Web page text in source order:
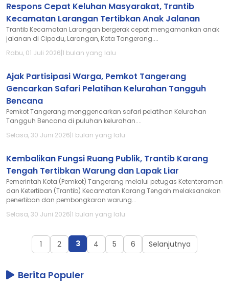
Respons Cepat Keluhan Masyarakat, Trantib
Kecamatan Larangan Tertibkan Anak Jalanan
Trantib Kecamatan Larangan bergerak cepat mengamankan anak
jalanan di Cipadu, Larangan, Kota Tangerang....
Rabu, 01 Juli 2026|1 bulan yang lalu
Ajak Partisipasi Warga, Pemkot Tangerang
Gencarkan Safari Pelatihan Kelurahan Tangguh
Bencana
Pemkot Tangerang menggencarkan safari pelatihan Kelurahan
Tangguh Bencana di puluhan kelurahan....
Selasa, 30 Juni 2026|1 bulan yang lalu
Kembalikan Fungsi Ruang Publik, Trantib Karang
Tengah Tertibkan Warung dan Lapak Liar
Pemerintah Kota (Pemkot) Tangerang melalui petugas Ketenteraman
dan Ketertiban (Trantib) Kecamatan Karang Tengah melaksanakan
penertiban dan pembongkaran warung...
Selasa, 30 Juni 2026|1 bulan yang lalu
1 2 3 4 5 6 Selanjutnya
Berita Populer